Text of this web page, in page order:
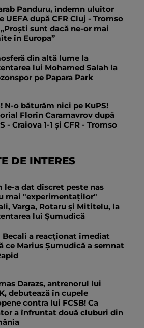
Panduru, îndemn uluitor
UEFA după CFR Cluj - Tromso
sunt dacă ne-or mai
în Europa”
din altă lume la
lui Mohamed Salah la
pe Papara Park
N-o băturăm nici pe KuPS!
Florin Caramavrov după
- Craiova 1-1 și CFR - Tromso
DE INTERES
le-a dat discret peste nas
mai "experimentaților"
Varga, Rotaru și Mititelu, la
lui Șumudică
Becali a reacționat imediat
ce Marius Șumudică a semnat
Darazs, antrenorul lui
debutează în cupele
contra lui FCSB! Ca
a înfruntat două cluburi din